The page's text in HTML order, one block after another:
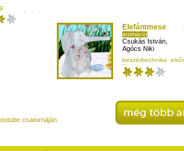
népdal
Elefántmese
animáció
Csukás István
Agócs Niki
beszédtechnika
fánk
mese-vers
csatornáján.